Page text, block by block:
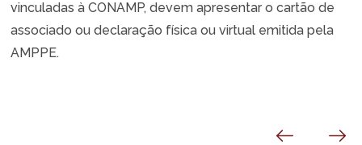
vinculadas à CONAMP, devem apresentar o cartão de
associado ou declaração física ou virtual emitida pela
AMPPE.